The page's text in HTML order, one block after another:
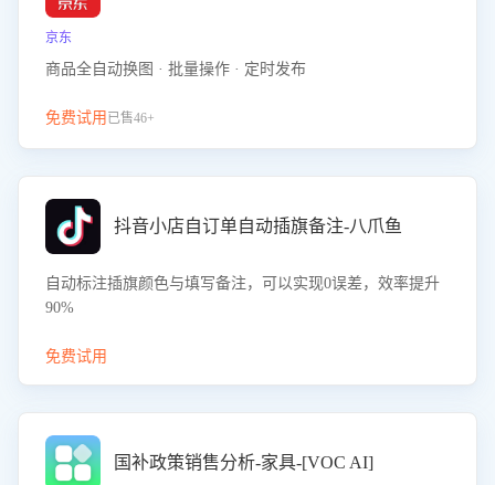
京东
商品全自动换图 · 批量操作 · 定时发布
免费试用 已售46+
抖音小店自订单自动插旗备注-八爪鱼
自动标注插旗颜色与填写备注，可以实现0误差，效率提升
90%
免费试用
国补政策销售分析-家具-[VOC AI]